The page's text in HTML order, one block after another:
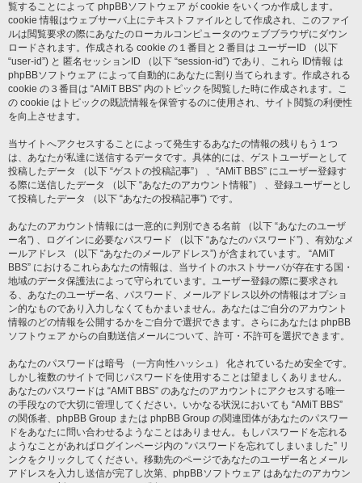
覧することによって phpBBソフトウェア が cookie をいくつか作成します。
cookie 情報はウェブサーバ上にテキストファイルとして作成され、このファイ
ルは閲覧要求の際にあなたのローカルコンピュータのウェブブラウザにダウン
ロードされます。作成される cookie の１番目と２番目は ユーザーID （以下
“user-id”) と 匿名セッションID （以下 “session-id”) であり、これら ID情報 は
phpBBソフトウェア によって自動的にあなたに割り当てられます。作成される
cookie の３番目は “AMiT BBS” 内のトピックを閲覧した時に作成されます。こ
の cookie はトピックの既読情報を保管するのに使用され、サイト閲覧の利便性
を向上させます。
当サイトへアクセスすることによって発生するあなたの情報の残りもう１つ
は、あなたが私達に送信するデータです。具体的には、ゲストユーザーとして
投稿したデータ （以下 “ゲストの投稿記事”） 、“AMiT BBS” にユーザー登録す
る際に送信したデータ （以下 “あなたのアカウント情報”） 、登録ユーザーとし
て投稿したデータ （以下 “あなたの投稿記事”) です。
あなたのアカウント情報には一意的に判別できる名前 （以下 “あなたのユーザ
ー名”) 、ログインに必要なパスワード （以下 “あなたのパスワード”) 、有効なメ
ールアドレス （以下 “あなたのメールアドレス”) が含まれています。 “AMiT
BBS” におけるこれらあなたの情報は、当サイトのホストサーバが存在する国・
地域のデータ保護法によって守られています。ユーザー登録の際に要求され
る、あなたのユーザー名、パスワード、メールアドレス以外の情報はオプショ
ン的なものであり入力しなくてもかまいません。あなたはご自分のアカウント
情報のどの情報を公開するかをご自分で選択できます。さらにあなたは phpBB
ソフトウェア からの自動送信メールについて、許可・不許可を選択できます。
あなたのパスワードは暗号 （一方向性ハッシュ） 化されているため安全です。
しかし複数のサイトで同じパスワードを使用することは望ましくありません。
あなたのパスワードは “AMiT BBS” のあなたのアカウントにアクセスする唯一
の手段なので大切に管理してください。いかなる状況においても “AMiT BBS”
の関係者、phpBB Group または phpBB Group の関連団体があなたのパスワー
ドをあなたに問い合わせるようなことはありません。もしパスワードを忘れる
ようなことがあればログインページ内の “パスワードを忘れてしまいました” リ
ンクをクリックしてください。移動先のページであなたのユーザー名とメール
アドレスを入力し送信が完了し次第、phpBBソフトウェア はあなたのアカウン